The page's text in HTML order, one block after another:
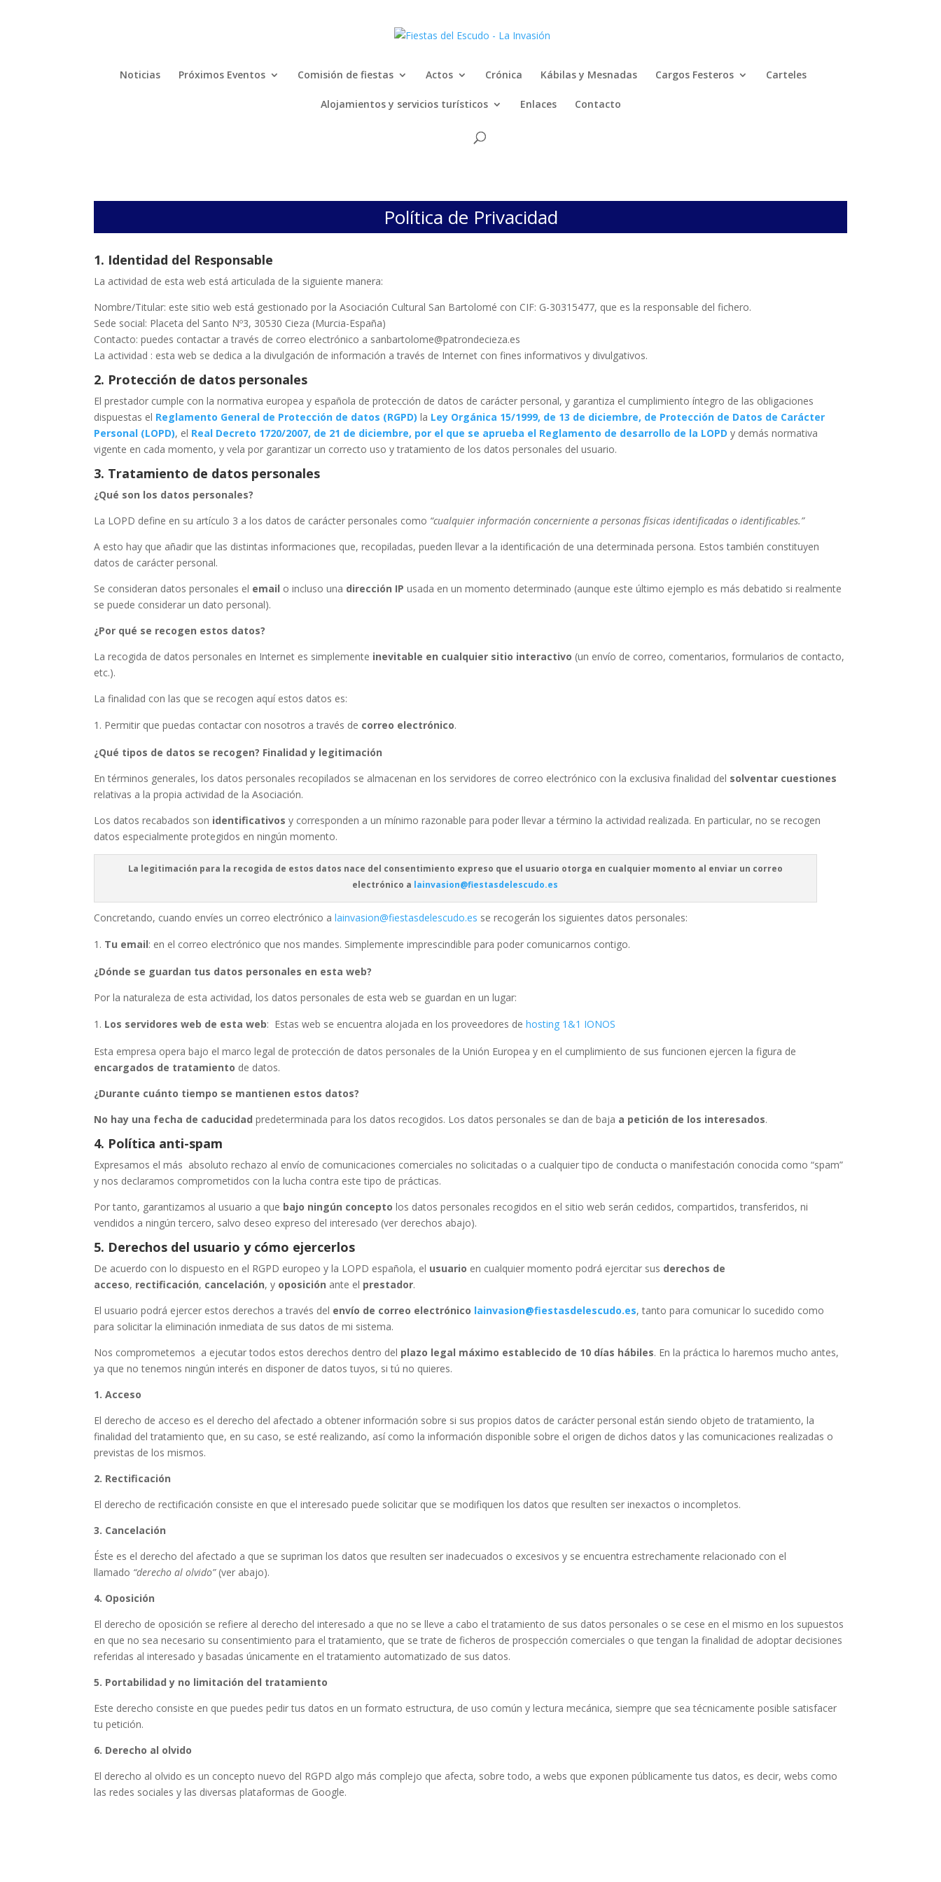
Noticias Próximos Eventos Comisión de fiestas Actos Crónica Kábilas y Mesnadas Cargos Festeros Carteles
Alojamientos y servicios turísticos Enlaces Contacto
Política de Privacidad
1. Identidad del Responsable
La actividad de esta web está articulada de la siguiente manera:
Nombre/Titular: este sitio web está gestionado por la Asociación Cultural San Bartolomé con CIF: G-30315477, que es la responsable del fichero.
Sede social: Placeta del Santo Nº3, 30530 Cieza (Murcia-España)
Contacto: puedes contactar a través de correo electrónico a sanbartolome@patrondecieza.es
La actividad : esta web se dedica a la divulgación de información a través de Internet con fines informativos y divulgativos.
2. Protección de datos personales
El prestador cumple con la normativa europea y española de protección de datos de carácter personal, y garantiza el cumplimiento íntegro de las obligaciones
dispuestas el Reglamento General de Protección de datos (RGPD) la Ley Orgánica 15/1999, de 13 de diciembre, de Protección de Datos de Carácter
Personal (LOPD), el Real Decreto 1720/2007, de 21 de diciembre, por el que se aprueba el Reglamento de desarrollo de la LOPD y demás normativa
vigente en cada momento, y vela por garantizar un correcto uso y tratamiento de los datos personales del usuario.
3. Tratamiento de datos personales
¿Qué son los datos personales?
La LOPD define en su artículo 3 a los datos de carácter personales como “cualquier información concerniente a personas físicas identificadas o identificables.”
A esto hay que añadir que las distintas informaciones que, recopiladas, pueden llevar a la identificación de una determinada persona. Estos también constituyen
datos de carácter personal.
Se consideran datos personales el email o incluso una dirección IP usada en un momento determinado (aunque este último ejemplo es más debatido si realmente
se puede considerar un dato personal).
¿Por qué se recogen estos datos?
La recogida de datos personales en Internet es simplemente inevitable en cualquier sitio interactivo (un envío de correo, comentarios, formularios de contacto,
etc.).
La finalidad con las que se recogen aquí estos datos es:
Permitir que puedas contactar con nosotros a través de correo electrónico.
¿Qué tipos de datos se recogen? Finalidad y legitimación
En términos generales, los datos personales recopilados se almacenan en los servidores de correo electrónico con la exclusiva finalidad del solventar cuestiones
relativas a la propia actividad de la Asociación.
Los datos recabados son identificativosy corresponden a un mínimo razonable para poder llevar a término la actividad realizada. En particular, no se recogen
datos especialmente protegidos en ningún momento.
La legitimación para la recogida de estos datos nace del consentimiento expreso que el usuario otorga en cualquier momento al enviar un correo
electrónico a lainvasion@fiestasdelescudo.es
Concretando, cuando envíes un correo electrónico alainvasion@fiestasdelescudo.es se recogerán los siguientes datos personales:
Tu email: en el correo electrónico que nos mandes. Simplemente imprescindible para poder comunicarnos contigo.
¿Dónde se guardan tus datos personales en esta web?
Por la naturaleza de esta actividad, los datos personales de esta web se guardan en un lugar:
Los servidores web de esta web: Estas web se encuentra alojada en los proveedores dehosting 1&1 IONOS
Esta empresa opera bajo el marco legal de protección de datos personales de la Unión Europea y en el cumplimiento de sus funcionen ejercen la figura de
encargados de tratamiento de datos.
¿Durante cuánto tiempo se mantienen estos datos?
No hay una fecha de caducidad predeterminada para los datos recogidos. Los datos personales se dan de baja a petición de los interesados.
4. Política anti-spam
Expresamos el más absoluto rechazo al envío de comunicaciones comerciales no solicitadas o a cualquier tipo de conducta o manifestación conocida como “spam”
y nos declaramos comprometidos con la lucha contra este tipo de prácticas.
Por tanto, garantizamos al usuario a que bajo ningún concepto los datos personales recogidos en el sitio web serán cedidos, compartidos, transferidos, ni
vendidos a ningún tercero, salvo deseo expreso del interesado (ver derechos abajo).
5. Derechos del usuario y cómo ejercerlos
De acuerdo con lo dispuesto en el RGPD europeo y la LOPD española, el usuario en cualquier momento podrá ejercitar sus derechos de
acceso, rectificación, cancelación, y oposición ante el prestador.
El usuario podrá ejercer estos derechos a través del envío de correo electrónico lainvasion@fiestasdelescudo.es, tanto para comunicar lo sucedido como
para solicitar la eliminación inmediata de sus datos de mi sistema.
Nos comprometemos a ejecutar todos estos derechos dentro del plazo legal máximo establecido de 10 días hábiles. En la práctica lo haremos mucho antes,
ya que no tenemos ningún interés en disponer de datos tuyos, si tú no quieres.
1. Acceso
El derecho de acceso es el derecho del afectado a obtener información sobre si sus propios datos de carácter personal están siendo objeto de tratamiento, la
finalidad del tratamiento que, en su caso, se esté realizando, así como la información disponible sobre el origen de dichos datos y las comunicaciones realizadas o
previstas de los mismos.
2. Rectificación
El derecho de rectificación consiste en que el interesado puede solicitar que se modifiquen los datos que resulten ser inexactos o incompletos.
3. Cancelación
Éste es el derecho del afectado a que se supriman los datos que resulten ser inadecuados o excesivos y se encuentra estrechamente relacionado con el
llamado “derecho al olvido”(ver abajo).
4. Oposición
El derecho de oposición se refiere al derecho del interesado a que no se lleve a cabo el tratamiento de sus datos personales o se cese en el mismo en los supuestos
en que no sea necesario su consentimiento para el tratamiento, que se trate de ficheros de prospección comerciales o que tengan la finalidad de adoptar decisiones
referidas al interesado y basadas únicamente en el tratamiento automatizado de sus datos.
5. Portabilidad y no limitación del tratamiento
Este derecho consiste en que puedes pedir tus datos en un formato estructura, de uso común y lectura mecánica, siempre que sea técnicamente posible satisfacer
tu petición.
6. Derecho al olvido
El derecho al olvido es un concepto nuevo del RGPD algo más complejo que afecta, sobre todo, a webs que exponen públicamente tus datos, es decir, webs como
las redes sociales y las diversas plataformas de Google.